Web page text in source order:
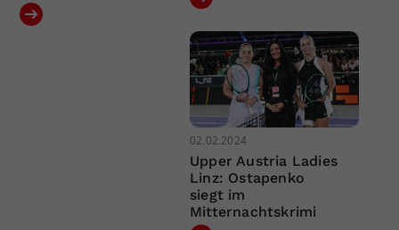
02.02.2024
Upper Austria Ladies
Linz: Ostapenko
siegt im
Mitternachtskrimi